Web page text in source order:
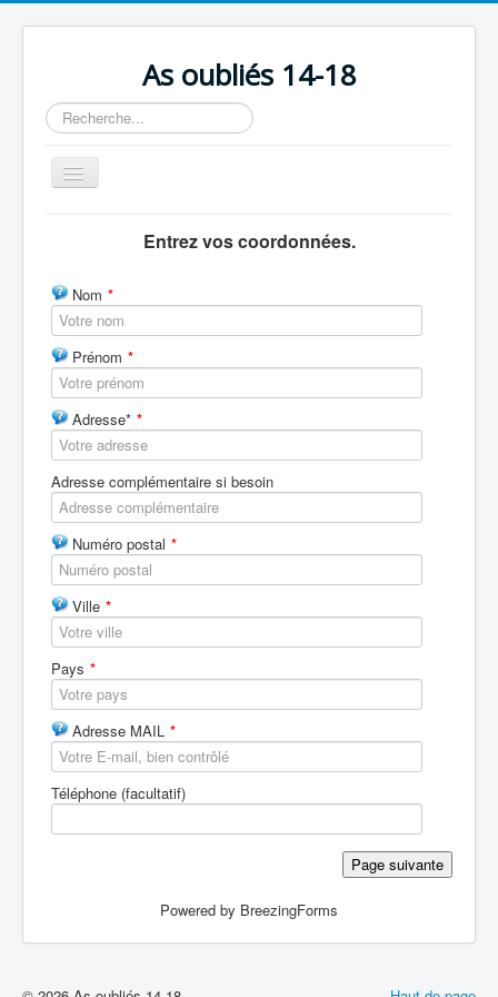
As oubliés 14-18
Rechercher
Basculer
la
Escadrilles
Organisation
Avions
Personnels
Formation
Doctrines
Batailles
Les As
Cahiers des As
Entrez vos coordonnées.
Nom *
Prénom *
Adresse* *
Adresse complémentaire si besoin
Numéro postal *
Ville *
Pays *
Adresse MAIL *
Téléphone (facultatif)
Page suivante
Powered by BreezingForms